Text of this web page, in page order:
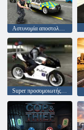
Αστυνομία αποστολής αστυνομικών αστυνομικών αποστολών
Super προσομοιωτής ποδηλάτων ασκήσεων ποδηλάτων 3D